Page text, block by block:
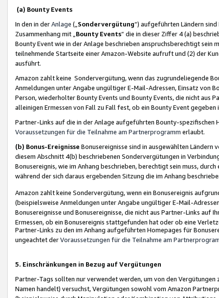
(a) Bounty Events
In den in derAnlage („ Sondervergütung“) aufgeführten Ländern
Zusammenhang mit „ Bounty Events“ die in dieser Ziffer 4 (a)
Bounty Event wie in der Anlage beschrieben anspruchsberechtigt sein
teilnehmende Startseite einer Amazon-Website aufruft und (2) der
ausführt.
Amazon zahlt keine Sondervergütung, wenn das zugrundeliegende
Anmeldungen unter Angabe ungültiger E-Mail-Adressen, Einsatz von
Person, wiederholter Bounty Events und Bounty Events, die nicht
alleinigen Ermessen von Fall zu Fall fest, ob ein Bounty Event
Partner-Links auf die in der Anlage aufgeführten Bounty-spezifischen
Voraussetzungen für die Teilnahme am Partnerprogramm erlaubt.
(b) Bonus-Ereignisse Bonusereignisse sind in ausgewählten Ländern
diesem Abschnitt 4(b) beschriebenen Sondervergütungen in
Bonusereignis, wie im Anhang beschrieben, berechtigt sein muss,
während der sich daraus ergebenden Sitzung die im Anhang
Amazon zahlt keine Sondervergütung, wenn ein Bonusereignis
(beispielsweise Anmeldungen unter Angabe ungültiger E-Mail-
Bonusereignisse und Bonusereignisse, die nicht aus Partner-Links auf
Ermessen, ob ein Bonusereignis stattgefunden hat oder ob eine
Partner-Links zu den im Anhang aufgeführten Homepages für
ungeachtet derVoraussetzungen für die Teilnahme am
5. Einschränkungen in Bezug auf Vergütungen
Partner-Tags sollten nur verwendet werden, um von den
Namen handelt) versuchst, Vergütungen sowohl vom Amazon